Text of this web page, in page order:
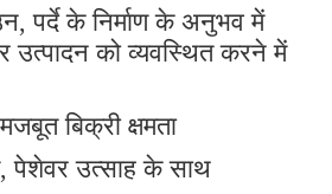
एक संदेश छोड़ें
पर्दे के निर्माण के अनुभव में
उत्पादन को व्यवस्थित करने में
बिक्री क्षमता
पेशेवर उत्साह के साथ